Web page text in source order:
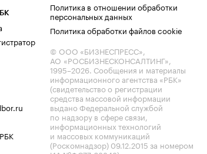
Политика в отношении обработки
персональных данных
Политика обработки файлов cookie
© ООО «БИЗНЕСПРЕСС»,
АО «РОСБИЗНЕСКОНСАЛТИНГ»,
1995–2026. Сообщения и материалы
информационного агентства «РБК»
(свидетельство о регистрации
средства массовой информации
выдано Федеральной службой
по надзору в сфере связи,
информационных технологий
и массовых коммуникаций
(Роскомнадзор) 09.12.2015 за номером